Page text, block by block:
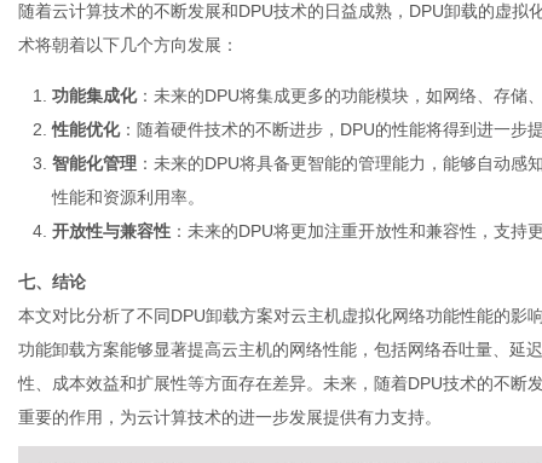
随着云计算技术的不断发展和DPU技术的日益成熟，DPU卸载的虚
术将朝着以下几个方向发展：
功能集成化：未来的DPU将集成更多的功能模块，如网络、存储
性能优化：随着硬件技术的不断进步，DPU的性能将得到进一步
智能化管理 ：未来的DPU将具备更智能的管理能力，能够自动
性能和资源利用率。
开放性与兼容性 ：未来的DPU将更加注重开放性和兼容性，支
七、结论
本文对比分析了不同DPU卸载方案对云主机虚拟化网络功能性能的影
功能卸载方案能够显著提高云主机的网络性能，包括网络吞吐量、延
性、成本效益和扩展性等方面存在差异。未来，随着DPU技术的不
重要的作用，为云计算技术的进一步发展提供有力支持。